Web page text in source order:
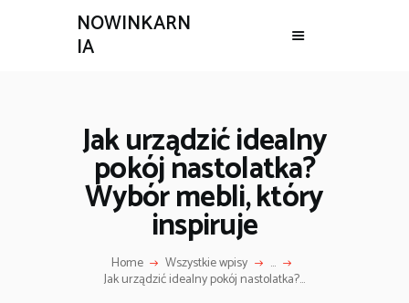
NOWINKARN
IA
Jak urządzić idealny
pokój nastolatka?
Wybór mebli, który
inspiruje
Home Wszystkie wpisy ...
Jak urządzić idealny pokój nastolatka?...